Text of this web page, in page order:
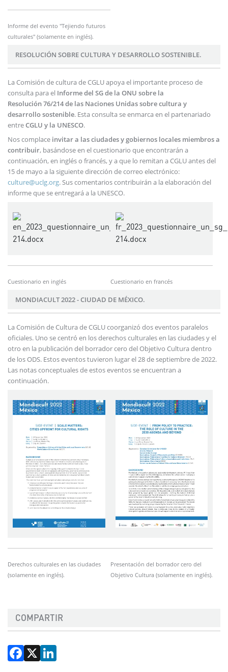
Informe del evento "Tejiendo futuros
culturales" (solamente en inglés).
RESOLUCIÓN SOBRE CULTURA Y DESARROLLO SOSTENIBLE.
La Comisión de cultura de CGLU apoya el importante proceso de
consulta para el Informe del SG de la ONU sobre la
Resolución 76/214 de las Naciones Unidas sobre cultura y
desarrollo sostenible. Esta consulta se enmarca en el partenariado
entreCGLU y la UNESCO.
Nos complace invitar a las ciudades y gobiernos locales miembros a
contribuir, basándose en el cuestionario que encontrarán a
continuación, en inglés o francés, y a que lo remitan a CGLU antes del
15 de mayo a la siguiente dirección de correo electrónico:
culture@uclg.org. Sus comentarios contribuirán a la elaboración del
informe que se entregará a la UNESCO.
Cuestionario en inglés Cuestionario en francés
MONDIACULT 2022 - CIUDAD DE MÉXICO.
La Comisión de Cultura de CGLU coorganizó dos eventos paralelos
oficiales. Uno se centró en los derechos culturales en las ciudades y el
otro en la publicación del borrador cero del Objetivo Cultura dentro
de los ODS. Estos eventos tuvieron lugar el 28 de septiembre de 2022.
Las notas conceptuales de estos eventos se encuentran a
continuación.
Derechos culturales en las ciudades
(solamente en inglés).
Presentación del borrador cero del
Objetivo Cultura (solamente en inglés).
COMPARTIR
Facebook
X